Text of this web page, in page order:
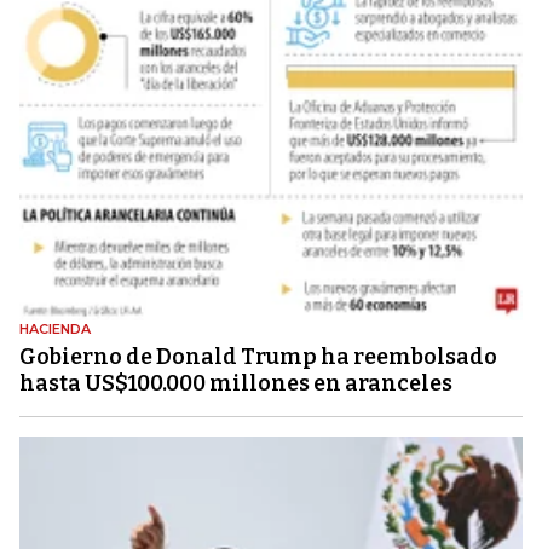
HACIENDA
Gobierno de Donald Trump ha reembolsado
hasta US$100.000 millones en aranceles